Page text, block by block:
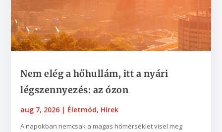
Nem elég a hőhullám, itt a nyári
légszennyezés: az ózon
aug 7, 2026 | Életmód, Hírek
A napokban nemcsak a magas hőmérséklet visel meg